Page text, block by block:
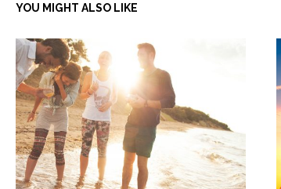
YOU MIGHT ALSO LIKE